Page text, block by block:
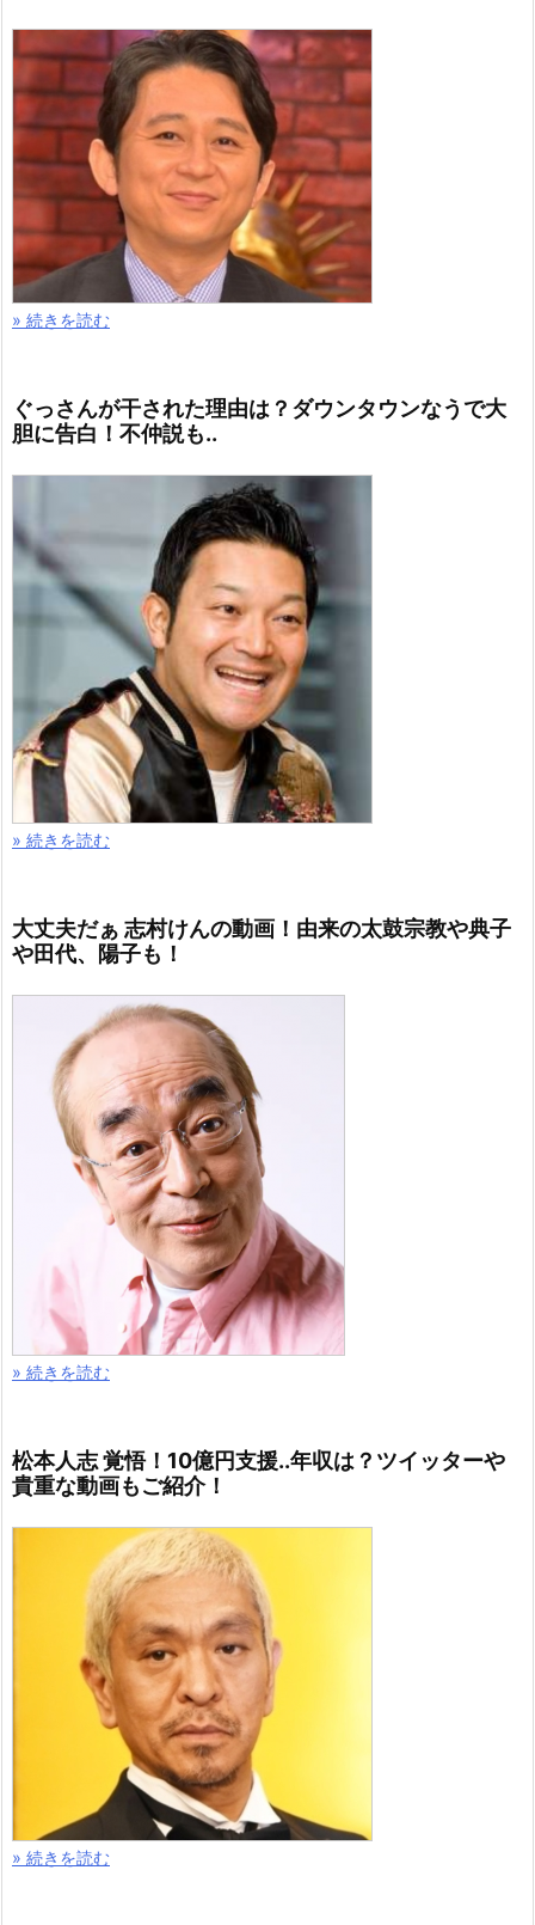
» 続きを読む
ぐっさんが干された理由は？ダウンタウンなうで大
胆に告白！不仲説も..
» 続きを読む
大丈夫だぁ 志村けんの動画！由来の太鼓宗教や典子
や田代、陽子も！
» 続きを読む
松本人志 覚悟！10億円支援..年収は？ツイッターや
貴重な動画もご紹介！
» 続きを読む